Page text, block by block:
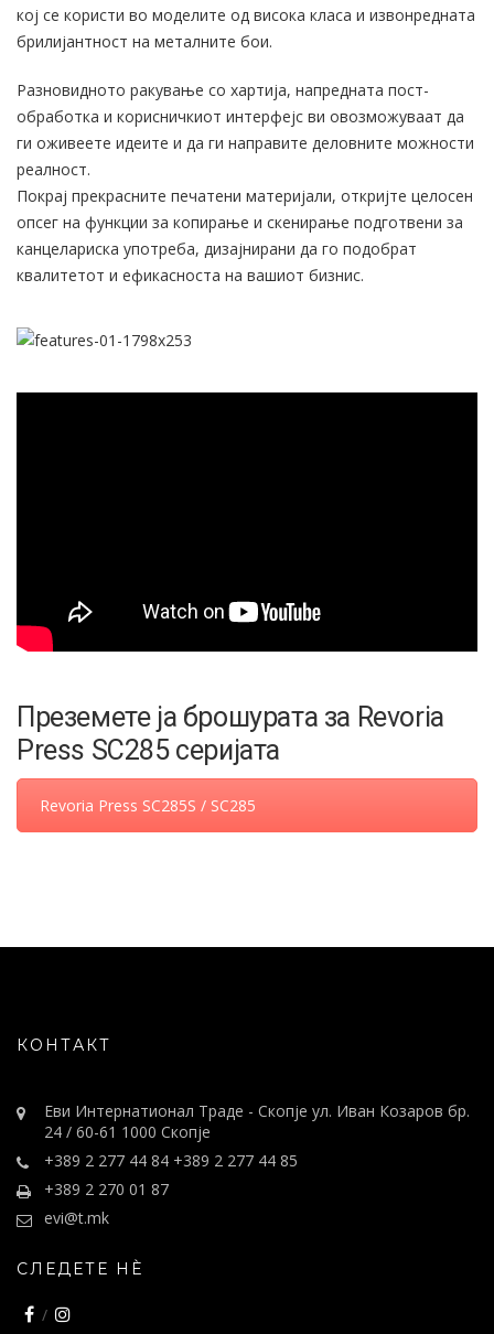
кој се користи во моделите од висока класа и извонредната
брилијантност на металните бои.
Разновидното ракување со хартија, напредната пост-
обработка и корисничкиот интерфејс ви овозможуваат да
ги оживеете идеите и да ги направите деловните можности
реалност.
Покрај прекрасните печатени материјали, откријте целосен
опсег на функции за копирање и скенирање подготвени за
канцелариска употреба, дизајнирани да го подобрат
квалитетот и ефикасноста на вашиот бизнис.
Преземете ја брошурата за Revoria
Press SC285 серијата
Revoria Press SC285S / SC285
КОНТАКТ
Еви Интернатионал Траде - Скопје ул. Иван Козаров бр.
24 / 60-61 1000 Скопје
+389 2 277 44 84 +389 2 277 44 85
+389 2 270 01 87
evi@t.mk
СЛЕДЕТЕ НÈ